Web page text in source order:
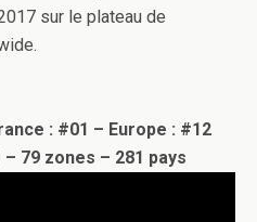
sur le plateau de
: #01 – Europe : #12
79 zones – 281 pays